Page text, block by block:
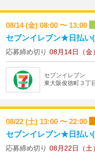
08/14 (金) 08:00 〜 13:00
セブンイレブン★日払い
応募締め切り 08月14日（金
セブンイレブン
東大阪俊徳町３丁
08/22 (土) 13:00 〜 22:00
セブンイレブン★日払い
応募締め切り 08月22日（土